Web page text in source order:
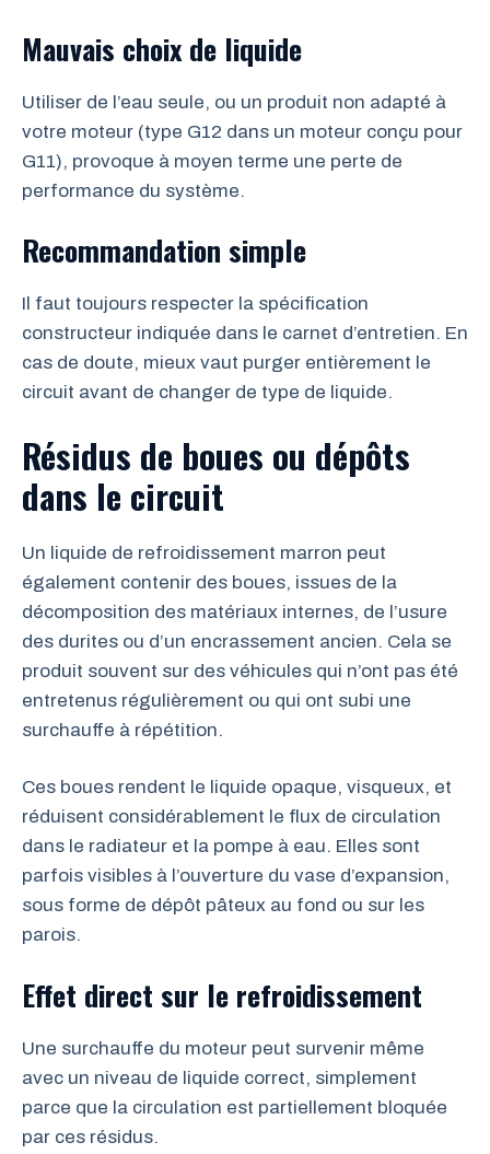
Mauvais choix de liquide
Utiliser de l’eau seule, ou un produit non adapté à
votre moteur (type G12 dans un moteur conçu pour
G11), provoque à moyen terme une perte de
performance du système.
Recommandation simple
Il faut toujours respecter la spécification
constructeur indiquée dans le carnet d’entretien. En
cas de doute, mieux vaut purger entièrement le
circuit avant de changer de type de liquide.
Résidus de boues ou dépôts
dans le circuit
Un liquide de refroidissement marron peut
également contenir des boues, issues de la
décomposition des matériaux internes, de l’usure
des durites ou d’un encrassement ancien. Cela se
produit souvent sur des véhicules qui n’ont pas été
entretenus régulièrement ou qui ont subi une
surchauffe à répétition.
Ces boues rendent le liquide opaque, visqueux, et
réduisent considérablement le flux de circulation
dans le radiateur et la pompe à eau. Elles sont
parfois visibles à l’ouverture du vase d’expansion,
sous forme de dépôt pâteux au fond ou sur les
parois.
Effet direct sur le refroidissement
Une surchauffe du moteur peut survenir même
avec un niveau de liquide correct, simplement
parce que la circulation est partiellement bloquée
par ces résidus.